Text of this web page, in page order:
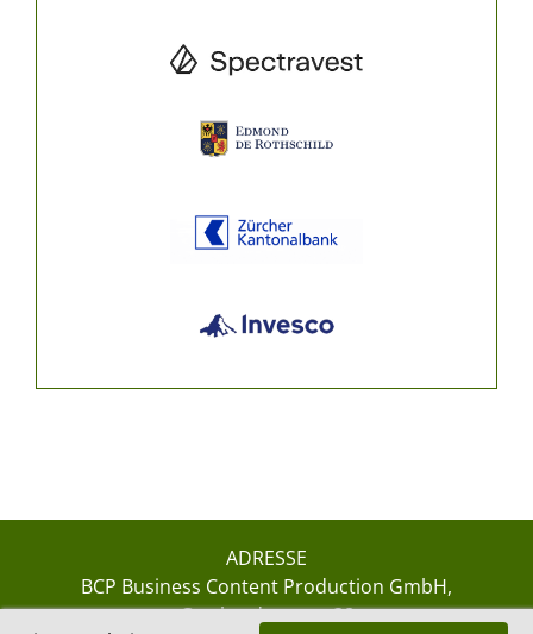
ADRESSE
BCP Business Content Production GmbH
Gotthardstrasse 38